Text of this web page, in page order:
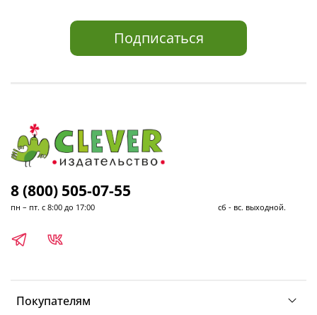
Подписаться
Покупателям
8 (800) 505-07-55
пн – пт. с 8:00 до 17:00 сб - вс. выходной.